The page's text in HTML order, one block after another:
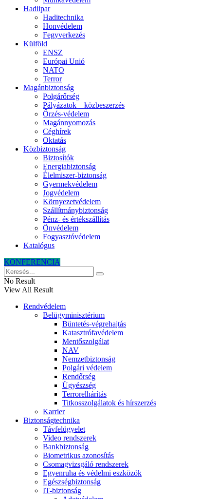
Hadiipar
Haditechnika
Honvédelem
Fegyverkezés
Külföld
ENSZ
Európai Unió
NATO
Terror
Magánbiztonság
Polgárőrség
Pályázatok – közbeszerzés
Őrzés-védelem
Magánnyomozás
Céghírek
Oktatás
Közbiztonság
Biztosítók
Energiabiztonság
Élelmiszer-biztonság
Gyermekvédelem
Jogvédelem
Környezetvédelem
Szállítmánybiztonság
Pénz- és értékszállítás
Önvédelem
Fogyasztóvédelem
Katalógus
KONFERENCIA
No Result
View All Result
Rendvédelem
Belügyminisztérium
Büntetés-végrehajtás
Katasztrófavédelem
Mentőszolgálat
NAV
Nemzetbiztonság
Polgári védelem
Rendőrség
Ügyészség
Terrorelhárítás
Titkosszolgálatok és hírszerzés
Karrier
Biztonságtechnika
Távfelügyelet
Video rendszerek
Bankbiztonság
Biometrikus azonosítás
Csomagvizsgáló rendszerek
Egyenruha és védelmi eszközök
Egészségbiztonság
IT-biztonság